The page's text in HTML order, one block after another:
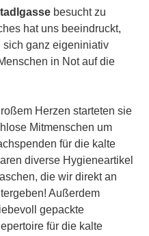
besucht zu
hat uns beeindruckt,
ganz eigeniniativ
in Not auf die
Herzen starteten sie
Mitmenschen um
für die kalte
diverse Hygieneartikel
die wir direkt an
Außerdem
gepackte
für die kalte